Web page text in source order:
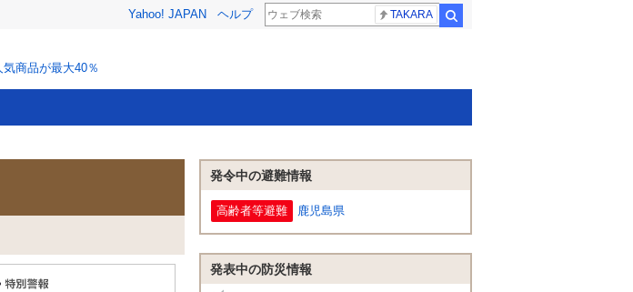
Yahoo! JAPAN ヘルプ TAKARA
商品が最大40％
発令中の避難情報
高齢者等避難 鹿児島県
発表中の防災情報